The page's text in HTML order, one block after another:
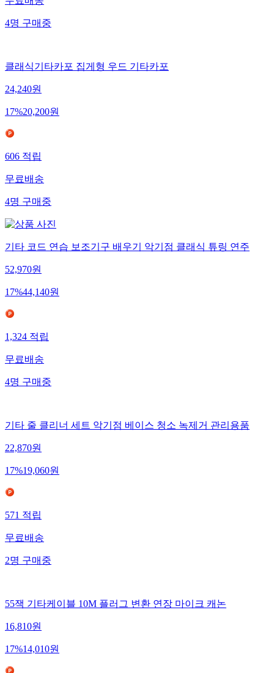
무료배송
4명구매중
클래식기타카포 집게형 우드 기타카포
24,240원
17%20,200원
606적립
무료배송
4명구매중
기타 코드 연습 보조기구 배우기 악기점 클래식 튜링 연주
52,970원
17%44,140원
1,324적립
무료배송
4명구매중
기타 줄 클리너 세트 악기점 베이스 청소 녹제거 관리용품
22,870원
17%19,060원
571적립
무료배송
2명구매중
55잭 기타케이블 10M 플러그 변환 연장 마이크 캐논
16,810원
17%14,010원